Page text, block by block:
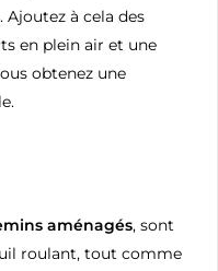
Ajoutez à cela des
en plein air et une
obtenez une
aménagés, sont
roulant, tout comme